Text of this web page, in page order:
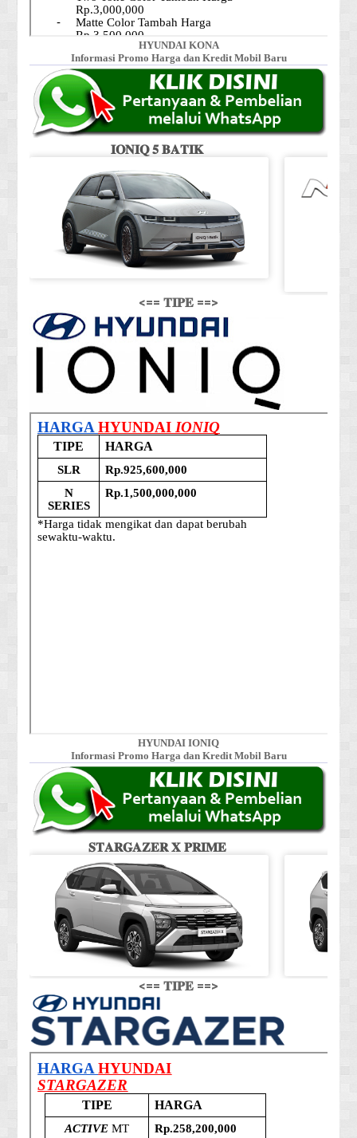
HYUNDAI KONA
Informasi Promo Harga dan Kredit Mobil Baru
𝐈𝐎𝐍𝐈𝐐 𝟓 𝐁𝐀𝐓𝐈𝐊
<== 𝐓𝐈𝐏𝐄 ==>
HYUNDAI IONIQ
Informasi Promo Harga dan Kredit Mobil Baru
𝐒𝐓𝐀𝐑𝐆𝐀𝐙𝐄𝐑 𝐗 𝐏𝐑𝐈𝐌𝐄
<== 𝐓𝐈𝐏𝐄 ==>